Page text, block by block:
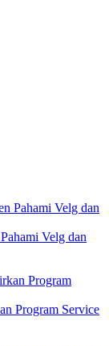
Velg dan
Program Service